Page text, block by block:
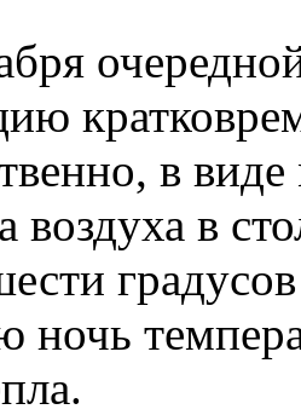
в виде
воздуха в